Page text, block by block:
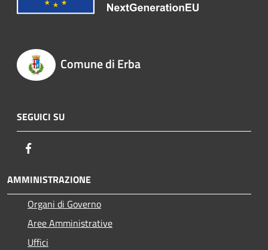
Comune di Erba
SEGUICI SU
AMMINISTRAZIONE
Organi di Governo
Aree Amministrative
Uffici